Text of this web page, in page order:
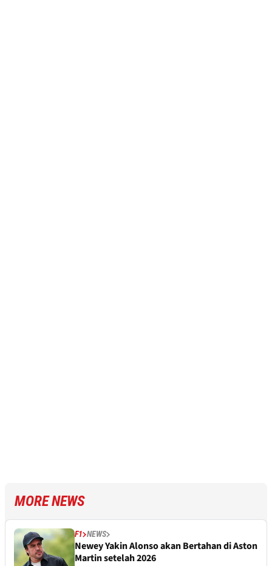
MORE NEWS
F1 NEWS
Newey Yakin Alonso akan Bertahan di Aston
Martin setelah 2026